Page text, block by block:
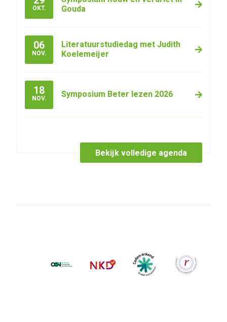
OKT. Gouda
06
NOV.
Literatuurstudiedag met Judith
Koelemeijer
18
NOV. Symposium Beter lezen 2026
Bekijk volledige agenda